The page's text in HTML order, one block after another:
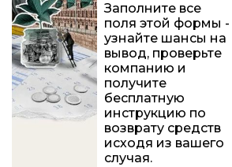
Заполните все
поля этой формы -
узнайте шансы на
вывод, проверьте
компанию и
получите
бесплатную
инструкцию по
возврату средств
исходя из вашего
случая.